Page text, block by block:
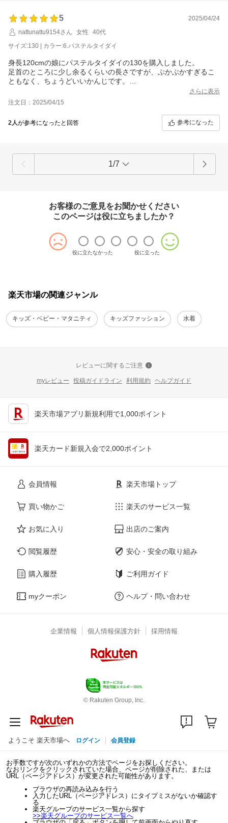
5
2025/04/24
nattunattu9154さん
女性
40代
サイズ:130 | カラー:6.パステルタイダイ
身長120cmの娘にパステルタイダイの130を購入しました。
足首のところに少し余るくらいの長さですが、ぶかぶかすぎるこ
ともなく、ちょうどいいかんじです。
同じ色柄の、上のラッシュガードも購入しましたが、そちらは140
にしました。
スカートの部分がすっぽり隠れるくらいの流さだったので、130で
さらに表示
注文日：2025/04/15
2人が参考になったと回答 参考になった
1/7
お客様のご意見をお聞かせください
このページは役に立ちましたか？
役に立たなかった 役に立った
楽天市場の関連ジャンル
キッズ・ベビー・マタニティ キッズファッション 水着
レビューに関するご注意
myレビュー 投稿ガイドライン 利用規約 ヘルプガイド
楽天市場アプリ新規利用で1,000ポイント
楽天カード新規入会で2,000ポイント
会員情報
買い物かご
お気に入り
閲覧履歴
購入履歴
myクーポン
楽天市場トップ
楽天のサービス一覧
出店のご案内
安心・安全の取り組み
ご利用ガイド
ヘルプ・問い合わせ
企業情報 個人情報保護方針 採用情報
© Rakuten Group, Inc.
ようこそ 楽天市場へ ログイン 会員登録
お手数ですが次のいずれかの方法でページをお探しください。
なおリンクをクリックされていた場合、ページが削除された、または
URL（ページアドレス）が変更された可能性があります。
ブラウザの再読み込みを行う
入力したURL（ページアドレス）にタイプミスがないか確認す
る
楽天グループのサービス一覧から探す
>>楽天グループのサービス一覧へ